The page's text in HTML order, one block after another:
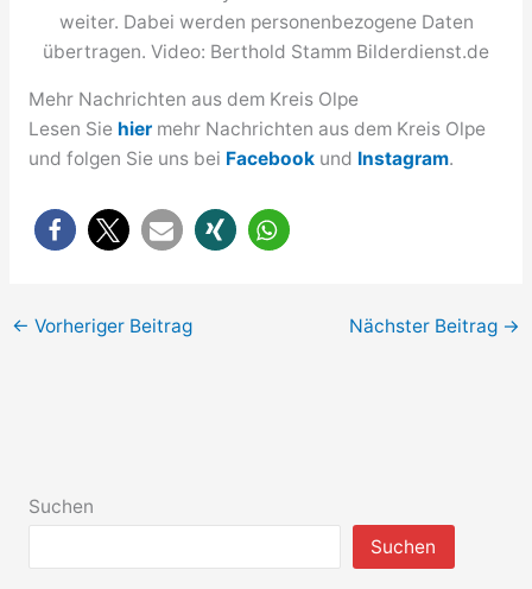
weiter. Dabei werden personenbezogene Daten
übertragen. Video: Berthold Stamm Bilderdienst.de
Mehr Nachrichten aus dem Kreis Olpe
Lesen Sie hiermehr Nachrichten aus dem Kreis Olpe
und folgen Sie uns bei Facebookund Instagram.
← Vorheriger Beitrag Nächster Beitrag →
Suchen
Suchen